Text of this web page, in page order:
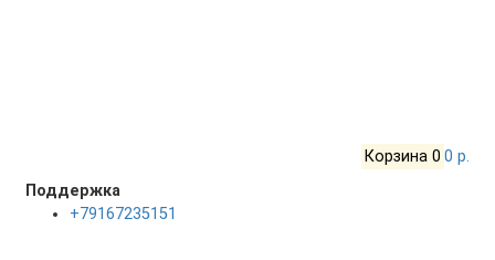
Корзина 0 0 р.
Поддержка
+79167235151